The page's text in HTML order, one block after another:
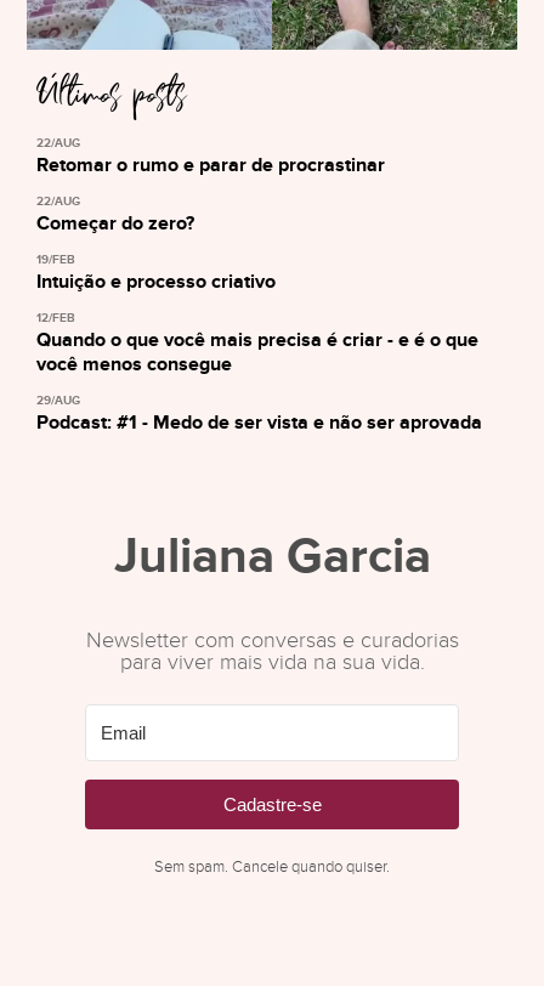
Últimos posts
22/AUG
Retomar o rumo e parar de procrastinar
22/AUG
Começar do zero?
19/FEB
Intuição e processo criativo
12/FEB
Quando o que você mais precisa é criar - e é o que
você menos consegue
29/AUG
Podcast: #1 - Medo de ser vista e não ser aprovada
Juliana Garcia
Newsletter com conversas e curadorias
para viver mais vida na sua vida.
Cadastre-se
Sem spam. Cancele quando quiser.